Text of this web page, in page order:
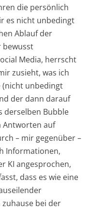
die persönlich
es nicht unbedingt
Ablauf der
bewusst
Media, herrscht
zusieht, was ich
(nicht unbedingt
der dann darauf
derselben Bubble
Antworten auf
– mir gegenüber –
Informationen,
KI angesprochen,
dass es wie eine
bei der